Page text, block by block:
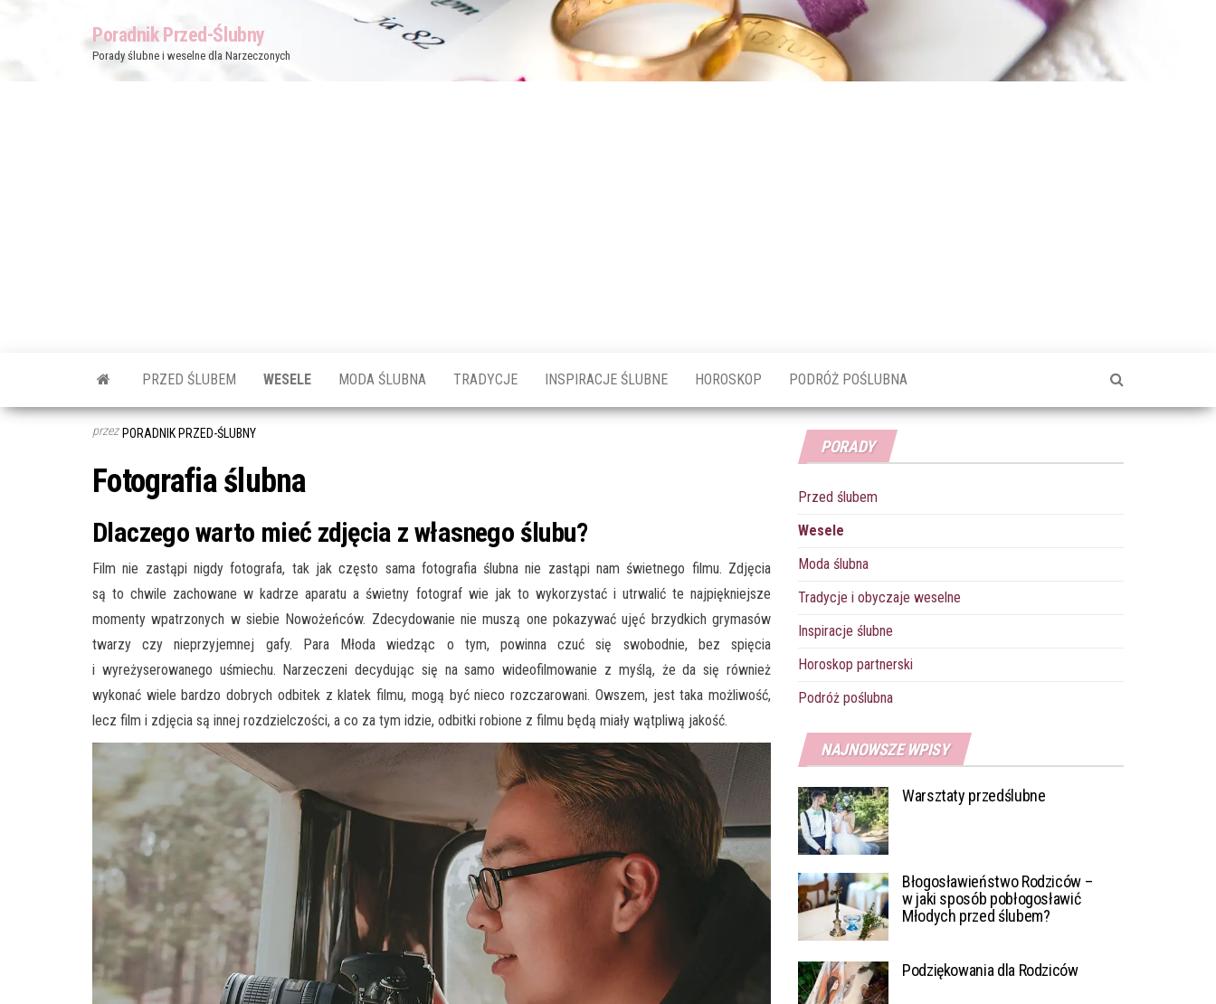
treści
Poradnik Przed-Ślubny
Porady ślubne i weselne dla Narzeczonych
PRZED ŚLUBEM WESELE MODA ŚLUBNA TRADYCJE INSPIRACJE ŚLUBNE HOROSKOP PODRÓŻ POŚLUBNA
przez PORADNIK PRZED-ŚLUBNY
Fotografia ślubna
Dlaczego warto mieć zdjęcia z własnego ślubu?
Film nie zastąpi nigdy fotografa, tak jak często sama fotografia ślubna nie zastąpi nam świetnego filmu. Zdjęcia
są to chwile zachowane w kadrze aparatu a świetny fotograf wie jak to wykorzystać i utrwalić te najpiękniejsze
momenty wpatrzonych w siebie Nowożeńców. Zdecydowanie nie muszą one pokazywać ujęć brzydkich grymasów
twarzy czy nieprzyjemnej gafy. Para Młoda wiedząc o tym, powinna czuć się swobodnie, bez spięcia
i wyreżyserowanego uśmiechu. Narzeczeni decydując się na samo wideofilmowanie z myślą, że da się również
wykonać wiele bardzo dobrych odbitek z klatek filmu, mogą być nieco rozczarowani. Owszem, jest taka możliwość,
lecz film i zdjęcia są innej rozdzielczości, a co za tym idzie, odbitki robione z filmu będą miały wątpliwą jakość.
PORADY
Przed ślubem
Wesele
Moda ślubna
Tradycje i obyczaje weselne
Inspiracje ślubne
Horoskop partnerski
Podróż poślubna
NAJNOWSZE WPISY
Warsztaty przedślubne
Błogosławieństwo Rodziców –
w jaki sposób pobłogosławić
Młodych przed ślubem?
Podziękowania dla Rodziców